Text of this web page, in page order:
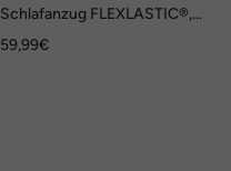
Schlafanzug FLEXLASTIC®,
XL
59,99€